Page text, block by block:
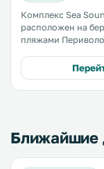
Комплекс Sea
расположен на
пляжами Периволос
стоит на частной
площадью 13,4
Ближайшие